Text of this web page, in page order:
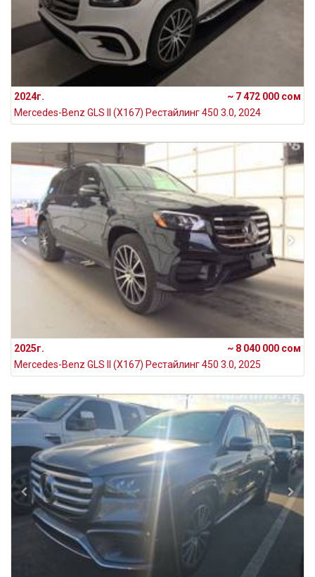
2024г.
~ 7 472 000 сом
Mercedes-Benz GLS II (X167) Рестайлинг 450 3.0, 2024
2025г.
~ 8 040 000 сом
Mercedes-Benz GLS II (X167) Рестайлинг 450 3.0, 2025